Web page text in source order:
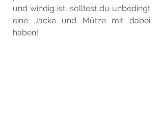
und windig ist, solltest du unbedingt
eine Jacke und Mütze mit dabei
haben!